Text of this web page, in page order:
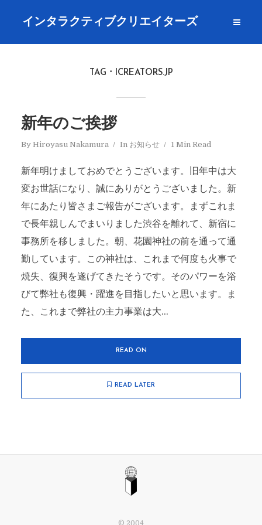
インタラクティブクリエイターズ
TAG ICREATORS.JP
新年のご挨拶
By Hiroyasu Nakamura In お知らせ 1 Min Read
新年明けましておめでとうございます。旧年中は大
変お世話になり、誠にありがとうございました。新
年にあたり皆さまご報告がございます。まずこれま
で長年親しんでまいりました渋谷を離れて、新宿に
事務所を移しました。朝、花園神社の前を通って通
勤しています。この神社は、これまで何度も火事で
焼失、復興を遂げてきたそうです。そのパワーを浴
びて弊社も復興・躍進を目指したいと思います。ま
た、これまで弊社の主力事業は大...
READ ON
READ LATER
© 2004